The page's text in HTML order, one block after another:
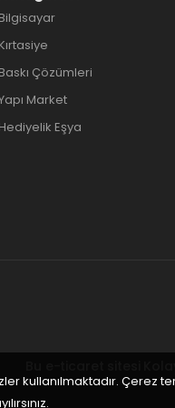
Bilgisayar
Kırtasiye
Baskı Çözümleri
Market
Hediyelik Eşya
kullanılmaktadır. Çerez